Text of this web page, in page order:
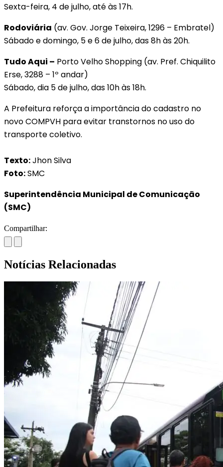
Sexta-feira, 4 de julho, até às 17h.
Rodoviária (av. Gov. Jorge Teixeira, 1296 – Embratel)
Sábado e domingo, 5 e 6 de julho, das 8h às 20h.
Tudo Aqui – Porto Velho Shopping (av. Pref. Chiquilito
Erse, 3288 – 1º andar)
Sábado, dia 5 de julho, das 10h às 18h.
A Prefeitura reforça a importância do cadastro no
novo COMPVH para evitar transtornos no uso do
transporte coletivo.
Texto:Jhon Silva
Foto:SMC
Superintendência Municipal de Comunicação
(SMC)
Compartilhar:
Notícias Relacionadas